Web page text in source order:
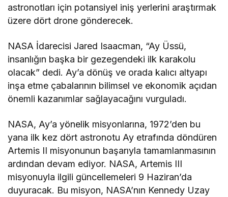
astronotları için potansiyel iniş yerlerini araştırmak
üzere dört drone gönderecek.
NASA İdarecisi Jared Isaacman, “Ay Üssü,
insanlığın başka bir gezegendeki ilk karakolu
olacak” dedi. Ay’a dönüş ve orada kalıcı altyapı
inşa etme çabalarının bilimsel ve ekonomik açıdan
önemli kazanımlar sağlayacağını vurguladı.
NASA, Ay’a yönelik misyonlarına, 1972’den bu
yana ilk kez dört astronotu Ay etrafında döndüren
Artemis II misyonunun başarıyla tamamlanmasının
ardından devam ediyor. NASA, Artemis III
misyonuyla ilgili güncellemeleri 9 Haziran’da
duyuracak. Bu misyon, NASA’nın Kennedy Uzay